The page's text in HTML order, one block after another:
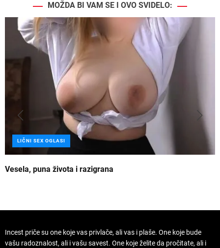
MOŽDA BI VAM SE I OVO SVIDELO:
LIČNI SEX OGLASI
Vesela, puna života i razigrana
Incest priče su one koje vas privlače, ali vas i plaše. One koje bude
vašu radoznalost, ali i vašu savest. One koje želite da pročitate, ali i